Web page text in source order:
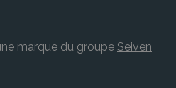
marque du groupe Seiven